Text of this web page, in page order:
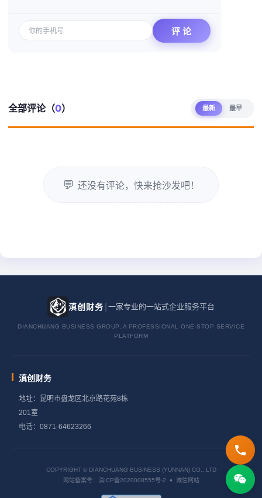
全部评论（0） 最新 最早
还没有评论，快来抢沙发吧！
滇创财务 一家专业的一站式企业服务平台
DIANCHUANG BUSINESS GROUP, A PROFESSIONAL ONE-STOP SERVICE
PLATFORM
滇创财务
地址：昆明市盘龙区北京路花苑8栋
201室
电话：0871-64623266
COPYRIGHT © DIANCHUANG BUSINESS (YUNNAN) CO., LTD
网站备案号：滇ICP备2020008555号-2 ♦ 诚信网站